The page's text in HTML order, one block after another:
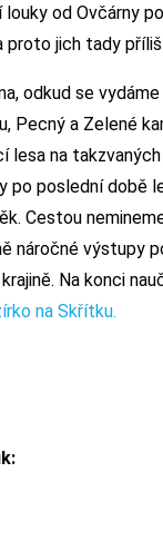
od Ovčárny po
jich tady
odkud se
Pecný a Zelené
lesa na
poslední době
Cestou
náročné výstupy
Na konci
na Skřítku.